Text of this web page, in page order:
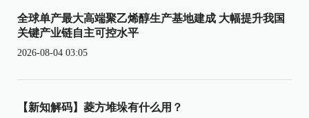
全球单产最大高端聚乙烯醇生产基地建成 大幅提升我国
关键产业链自主可控水平
2026-08-04 03:05
【新知解码】菱方堆垛有什么用？